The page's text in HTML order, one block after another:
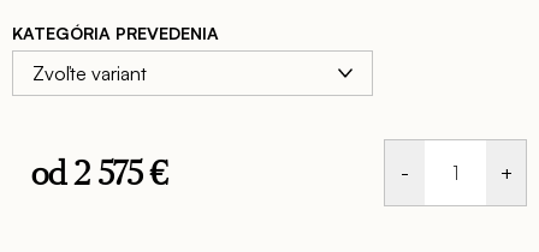
KATEGÓRIA PREVEDENIA
od2 575 €